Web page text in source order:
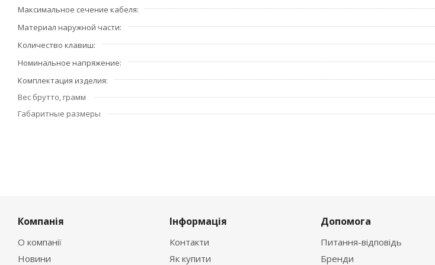
Максимальное сечение кабеля
Материал наружной части
Количество клавиш
Номинальное напряжение
Комплектация изделия
Вес брутто, грамм
Габаритные размеры
Компанія
О компанії
Новини
Інформація
Контакти
Як купити
Допомога
Питання-відповідь
Бренди